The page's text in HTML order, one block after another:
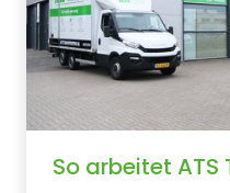
So arbeitet ATS